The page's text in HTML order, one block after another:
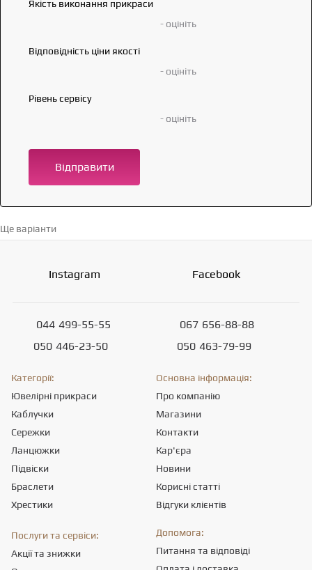
Якість виконання прикраси
- оцініть
Відповідність ціни якості
- оцініть
Рівень сервісу
- оцініть
Відправити
Ще варіанти
Instagram Facebook
044 499-55-55
050 446-23-50
067 656-88-88
050 463-79-99
Категорії:
Ювелірні прикраси
Каблучки
Сережки
Ланцюжки
Підвіски
Браслети
Хрестики
Основна інформація:
Про компанію
Магазини
Контакти
Кар'єра
Новини
Корисні статті
Відгуки клієнтів
Послуги та сервіси:
Акції та знижки
Допомога:
Питання та відповіді